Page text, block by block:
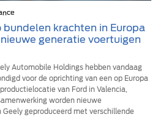
bundelen krachten in Europa
generatie voertuigen
Automobile Holdings hebben vandaag
voor de oprichting van een op Europa
van Ford in Valencia,
worden nieuwe
Geely geproduceerd met verschillende